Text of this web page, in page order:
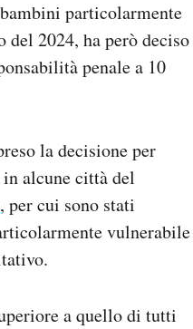
particolarmente
2024, ha però deciso
penale a 10
la decisione per
alcune città del
, per cui sono stati
vulnerabile
a quello di tutti